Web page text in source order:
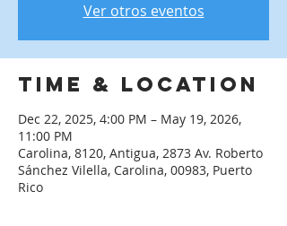
Ver otros eventos
Time & Location
Dec 22, 2025, 4:00 PM – May 19, 2026,
11:00 PM
Carolina, 8120, Antigua, 2873 Av. Roberto
Sánchez Vilella, Carolina, 00983, Puerto
Rico